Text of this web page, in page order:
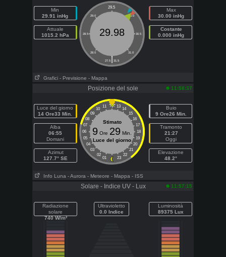
Min
29.91 inHg
Attuale
1015.2 hPa
29.5
29.0 30.0
28.5 30.5
28.0 31.0
|
27.5 31.5
29.98
Max
30.00 inHg
Costante
0.000 inHg
Grafici - Previsione - Mappa
Posizione del sole 11:58:37
Luce del giorno
14 Ore33 Min.
Alba
06:55
Domani
Azimut
127.7° SE
11 13
10
14
09
15
08
16
07
17
06
18
05
19
04
20
03
21
02
22
01 23
Stimato
9 Ore 29 Min.
Luce del giorno
Buio
9 Ore26 Min.
Tramonto
21:27
Oggi
Elevazione
48.2°
Info Luna - Aurora - Meteore - Mappa - ISS
Solare - Indice UV - Lux 11:57:15
Radiazione
solare
740 W/m²
Ultravioletto
0.0 Indice
Luminosità
89375 Lux